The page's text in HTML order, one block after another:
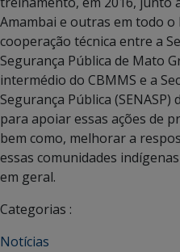
Amambai e outras em todo
cooperação técnica entre a
Segurança Pública de Mato
intermédio do CBMMS e a
Segurança Pública
para apoiar essas ações de
bem como, melhorar a
essas comunidades
em geral.
Categorias :
Notícias